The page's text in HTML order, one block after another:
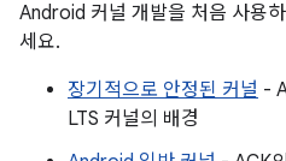
Android 커널 개발을 처음 사용
세요.
장기적으로 안정된 커널 -
LTS 커널의 배경